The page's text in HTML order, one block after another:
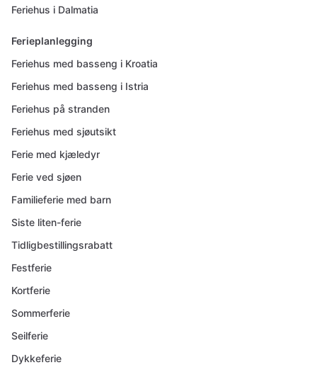
Feriehus i Dalmatia
Ferieplanlegging
Feriehus med basseng i Kroatia
Feriehus med basseng i Istria
Feriehus på stranden
Feriehus med sjøutsikt
Ferie med kjæledyr
Ferie ved sjøen
Familieferie med barn
Siste liten-ferie
Tidligbestillingsrabatt
Festferie
Kortferie
Sommerferie
Seilferie
Dykkeferie